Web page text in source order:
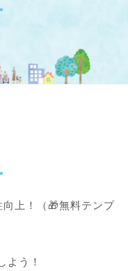
上！（🎁無料テンプ
よう！